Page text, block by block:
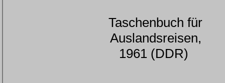
Taschenbuch für
Auslandsreisen,
1961 (DDR)